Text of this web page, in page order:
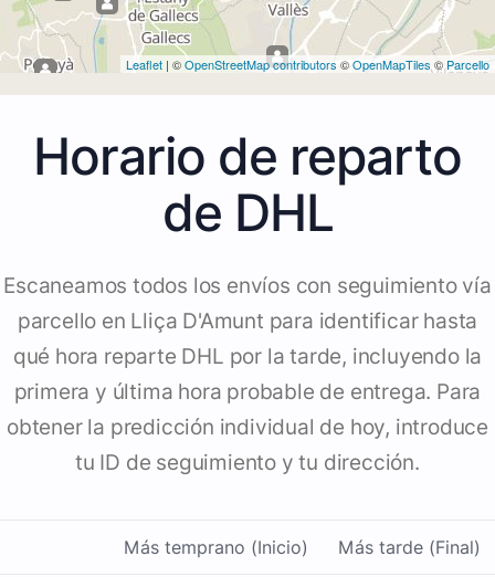
Leaflet | ©OpenStreetMap contributors ©OpenMapTiles © Parcello
Horario de reparto
de DHL
Escaneamos todos los envíos con seguimiento vía
parcello en Lliça D'Amunt para identificar hasta
qué hora reparte DHL por la tarde, incluyendo la
primera y última hora probable de entrega. Para
obtener la predicción individual de hoy, introduce
tu ID de seguimiento y tu dirección.
Más temprano (Inicio) Más tarde (Final)